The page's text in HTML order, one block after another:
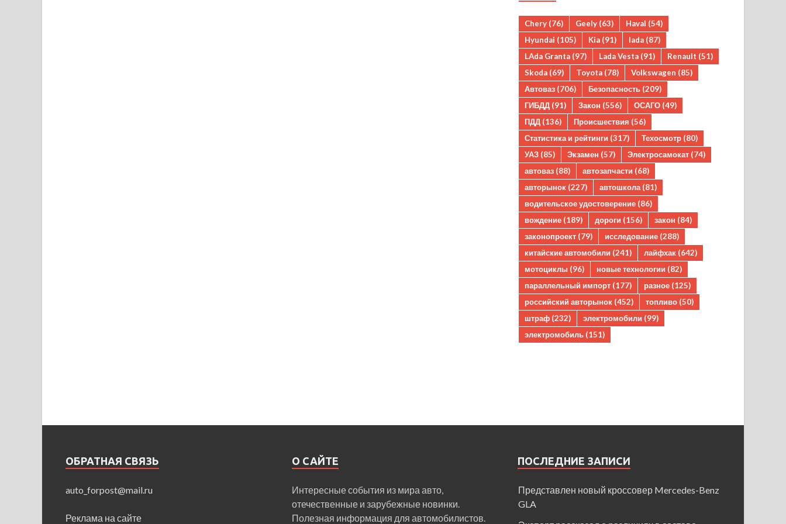
Chery (76) Geely (63) Haval (54)
Hyundai (105) Kia (91) lada (87)
LAda Granta (97) Lada Vesta (91) Renault (51)
Skoda (69) Toyota (78) Volkswagen (85)
Автоваз (706) Безопасность (209)
ГИБДД (91) Закон (556) ОСАГО (49)
ПДД (136) Происшествия (56)
Статистика и рейтинги (317) Техосмотр (80)
УАЗ (85) Экзамен (57) Электросамокат (74)
автоваз (88) автозапчасти (68)
авторынок (227) автошкола (81)
водительское удостоверение (86)
вождение (189) дороги (156) закон (84)
законопроект (79) исследование (288)
китайские автомобили (241) лайфхак (642)
мотоциклы (96) новые технологии (82)
параллельный импорт (177) разное (125)
российский авторынок (452) топливо (50)
штраф (232) электромобили (99)
электромобиль (151)
ОБРАТНАЯ СВЯЗЬ
auto_forpost@mail.ru
Реклама на сайте
О САЙТЕ
Интересные события из мира авто,
отечественные и зарубежные новинки.
Полезная информация для автомобилистов.
ПОСЛЕДНИЕ ЗАПИСИ
Представлен новый кроссовер Mercedes-Benz
GLA